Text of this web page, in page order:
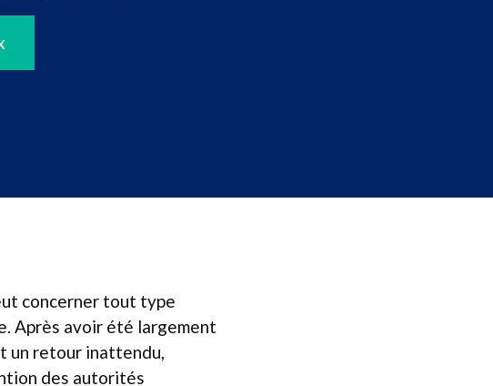
concerner tout type
Après avoir été largement
un retour inattendu,
des autorités